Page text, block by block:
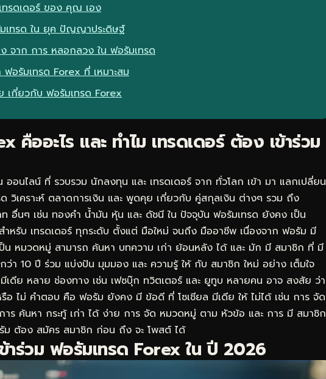
ทรดเดอร์ ของ คุณ เอง
เทรด ใน ยุค ปัญญาประดิษฐ์
จาก การ หลอกลวง ใน ฟอรัมเทรด
อรัมเทรด Forex ที่ เหมาะสม
เกี่ยวกับ ฟอรัมเทรด Forex
คืออะไร และ ทำไม เทรดเดอร์ ต้อง เข้าร่วม
อนไลน์ ที่ รวบรวม นักลงทุน และ เทรดเดอร์ จาก ทั่วโลก เข้า มา แลกเปลี่ยน
วิเคราะห์ ตลาดการเงิน และ พูดคุย เกี่ยวกับ คู่สกุลเงิน ต่างๆ รวม ถึง
ท อื่นๆ เช่น ทองคำ น้ำมัน หุ้น และ ดัชนี ใน ปัจจุบัน ฟอรัมเทรด ยังคง เป็น
รับ เทรดเดอร์ ทุกระดับ ตั้งแต่ มือใหม่ จนถึง มืออาชีพ เนื่องจาก ฟอรัม มี
น หมวดหมู่ สามารถ ค้นหา บทความ เก่า ย้อนหลัง ได้ และ มัก มี สมาชิก ที่ มี
ว่า 10 ปี ร่วม แบ่งปัน มุมมอง และ ความรู้ ให้ กับ สมาชิก ใหม่ อย่าง เต็มใจ
เดีย หลาย ช่องทาง เช่น เฟซบุ๊ก ทวิตเตอร์ และ ยูทูบ หลายคน อาจ สงสัย ว่า
อ ไม่ คำตอบ คือ ฟอรัม ยังคง มี ข้อดี ที่ โซเชียล มีเดีย ให้ ไม่ได้ เช่น การ จัด
าร ค้นหา กระทู้ เก่า ได้ ง่าย การ จัด หมวดหมู่ ตาม หัวข้อ และ การ มี สมาชิก
ต้อง สมัคร สมาชิก ก่อน ถึง จะ โพสต์ ได้
าร่วม ฟอรัมเทรด Forex ใน ปี 2026